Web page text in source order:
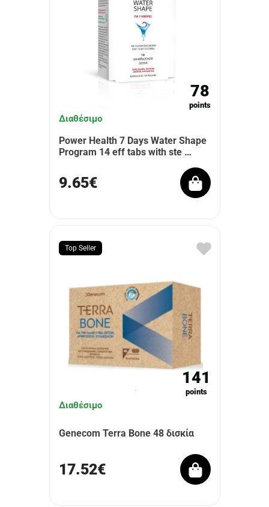
78
points
Διαθέσιμο
Power Health 7 Days Water Shape
Program 14 eff tabs with ste …
9.65€
Top Seller
141
points
Διαθέσιμο
Genecom Terra Bone 48 δισκία
17.52€